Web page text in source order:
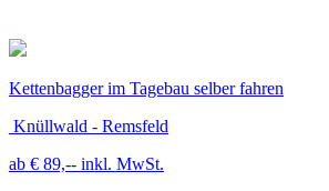
Kettenbagger im Tagebau selber fahren
Knüllwald - Remsfeld
ab € 89,-- inkl. MwSt.